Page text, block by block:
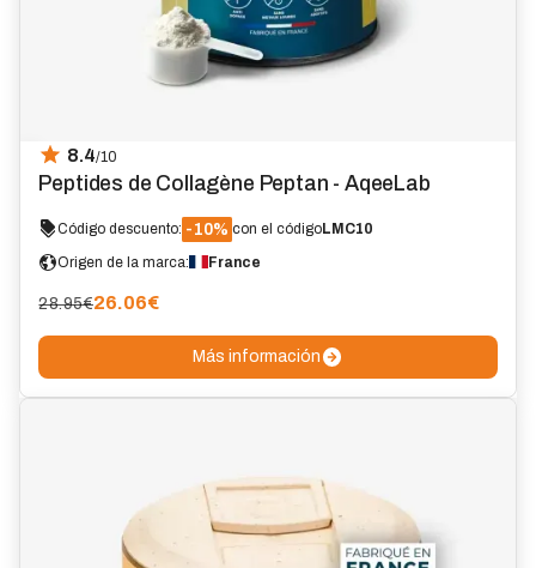
8.4/10
Peptides de Collagène Peptan - AqeeLab
Código descuento: -10% con el códigoLMC10
Origen de la marca:
France
28.95€26.06€
Más información